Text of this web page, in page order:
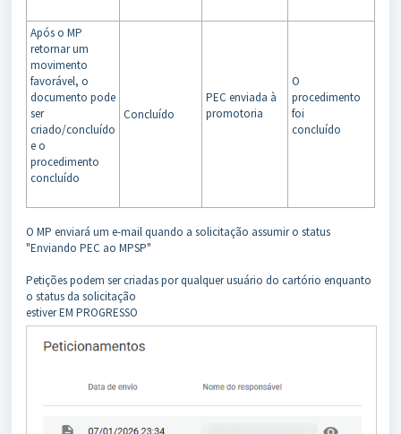
Após o MP
retornar um
movimento
favorável, o
documento pode
ser
criado/concluído
e o
procedimento
concluído
Concluído
PEC enviada à
promotoria
O
procedimento
foi
concluído
O MP enviará um e-mail quando a solicitação assumir o status
"Enviando PEC ao MPSP"
Petições podem ser criadas por qualquer usuário do cartório enquanto
o status da solicitação
estiver EM PROGRESSO